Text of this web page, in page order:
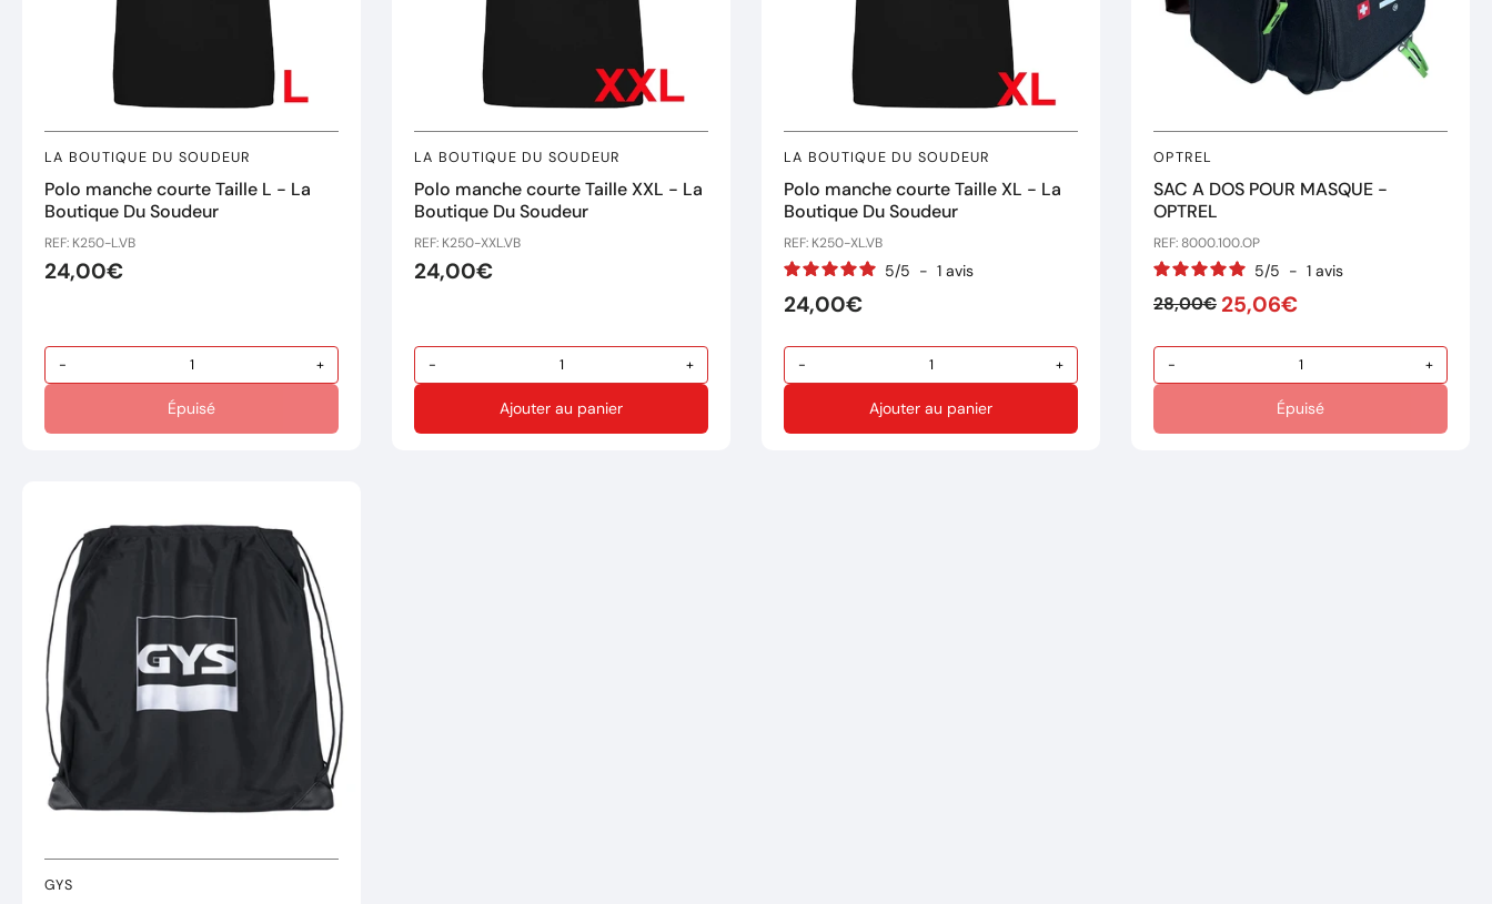
LA BOUTIQUE DU SOUDEUR
Polo manche courte Taille L - La
Boutique Du Soudeur
REF: K250-L.VB
24,00€
- +
Épuisé
LA BOUTIQUE DU SOUDEUR
Polo manche courte Taille XXL - La
Boutique Du Soudeur
REF: K250-XXL.VB
24,00€
- +
Ajouter au panier
LA BOUTIQUE DU SOUDEUR
Polo manche courte Taille XL - La
Boutique Du Soudeur
REF: K250-XL.VB
5/5 - 1 avis
24,00€
- +
Ajouter au panier
OPTREL
SAC A DOS POUR MASQUE -
OPTREL
REF: 8000.100.OP
5/5 - 1 avis
28,00€ 25,06€
- +
Épuisé
GYS